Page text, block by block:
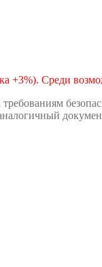
+3%). Среди